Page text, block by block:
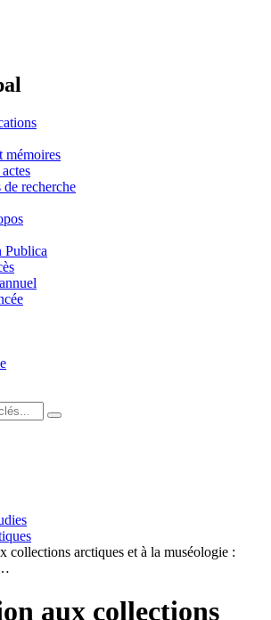
mémoires
de recherche
Publica
collections arctiques et à la muséologie :
aux collections